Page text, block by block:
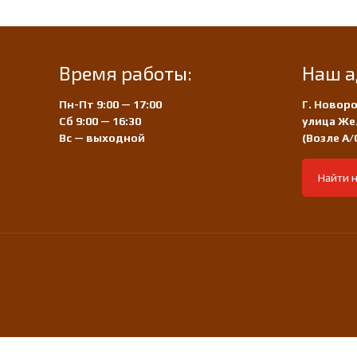
Время работы:
Пн-Пт 9:00 — 17:00
Сб 9:00 — 16:30
Вс — выходной
Наш
Г.
улица
(Возле
Найти